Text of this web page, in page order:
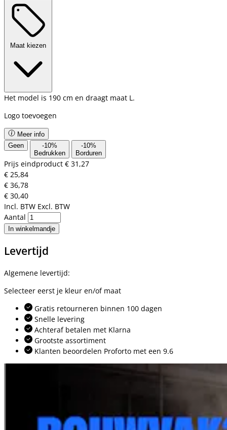
Maat kiezen
Het model is 190 cm en draagt maat L.
Logo toevoegen
Meer info
Geen
-10%
Bedrukken
-10%
Borduren
Prijs eindproduct € 31,27
€ 25,84
€ 36,78
€ 30,40
Incl. BTW Excl. BTW
Aantal
In winkelmandje
Levertijd
Algemene levertijd:
Selecteer eerst je kleur en/of maat
Gratis retourneren binnen 100 dagen
Snelle levering
Achteraf betalen met Klarna
Grootste assortiment
Klanten beoordelen Proforto met een 9.6